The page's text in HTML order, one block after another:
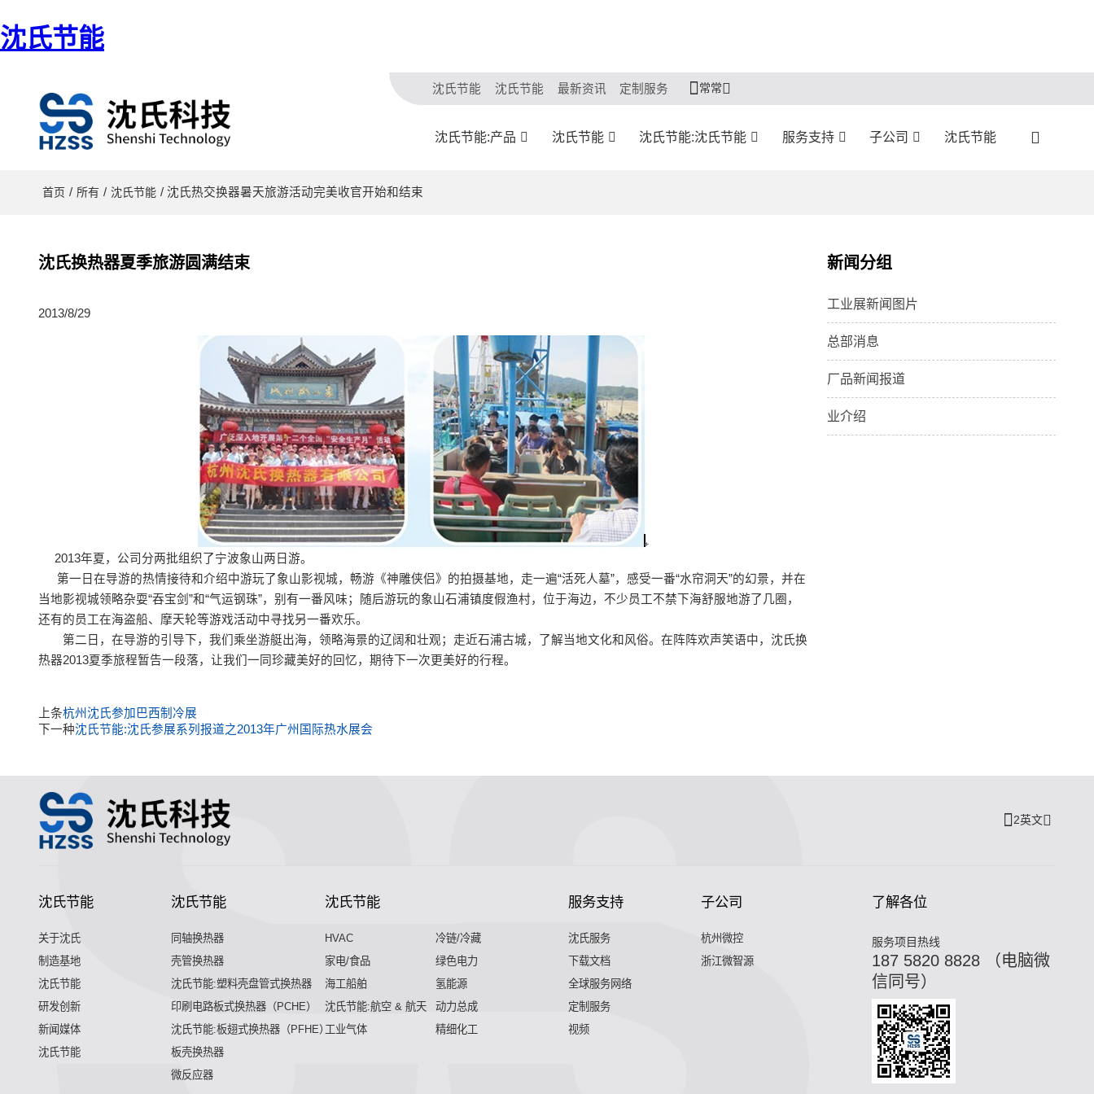
沈氏节能
沈氏节能 沈氏节能 最新资讯 定制服务 常常
沈氏节能:产品 沈氏节能 沈氏节能:沈氏节能 服务支持 子公司 沈氏节能
首页 / 所有 / 沈氏节能 / 沈氏热交换器暑天旅游活动完美收官开始和结束
沈氏换热器夏季旅游圆满结束
2013/8/29
2013年夏，公司分两批组织了宁波象山两日游。
第一日在导游的热情接待和介绍中游玩了象山影视城，畅游《神雕侠侣》的拍摄基地，走一遍“活死人墓”，感受一番“水帘洞天”的幻景，并在
当地影视城领略杂耍“吞宝剑”和“气运钢珠”，别有一番风味；随后游玩的象山石浦镇度假渔村，位于海边，不少员工不禁下海舒服地游了几圈，
还有的员工在海盗船、摩天轮等游戏活动中寻找另一番欢乐。
第二日，在导游的引导下，我们乘坐游艇出海，领略海景的辽阔和壮观；走近石浦古城，了解当地文化和风俗。在阵阵欢声笑语中，沈氏换
热器2013夏季旅程暂告一段落，让我们一同珍藏美好的回忆，期待下一次更美好的行程。
上条杭州沈氏参加巴西制冷展
下一种沈氏节能:沈氏参展系列报道之2013年广州国际热水展会
新闻分组
工业展新闻图片
总部消息
厂品新闻报道
业介绍
2英文
沈氏节能
关于沈氏
制造基地
沈氏节能
研发创新
新闻媒体
沈氏节能
沈氏节能
同轴换热器
壳管换热器
沈氏节能:塑料壳盘管式换热器
印刷电路板式换热器（PCHE）
沈氏节能:板翅式换热器（PFHE）
板壳换热器
微反应器
沈氏节能
HVAC
冷链/冷藏
家电/食品
绿色电力
海工船舶
氢能源
沈氏节能:航空 & 航天
动力总成
工业气体
精细化工
服务支持
沈氏服务
下载文档
全球服务网络
定制服务
视频
子公司
杭州微控
浙江微智源
了解各位
服务项目热线
187 5820 8828 （电脑微
信同号）